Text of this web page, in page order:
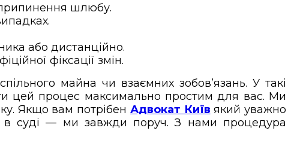
шлюбу.
або дистанційно.
фіксації змін.
майна чи взаємних зобов’язань. У такі
цей процес максимально простим для вас. Ми
Якщо вам потрібен Адвокат Київ який уважно
в суді — ми завжди поруч. З нами процедура